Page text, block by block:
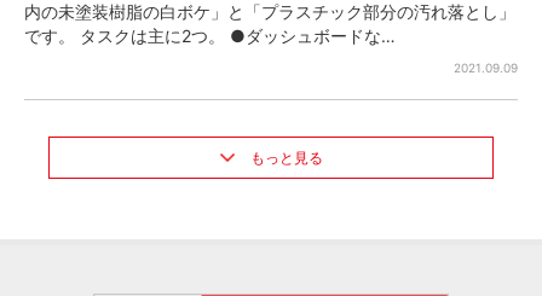
内の未塗装樹脂の白ボケ」と「プラスチック部分の汚れ落とし」
です。 タスクは主に2つ。 ●ダッシュボードな…
2021.09.09
もっと見る